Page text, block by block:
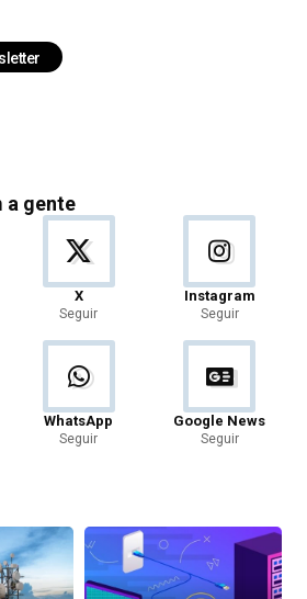
a gente
X
Seguir
Instagram
Seguir
WhatsApp
Seguir
Google News
Seguir